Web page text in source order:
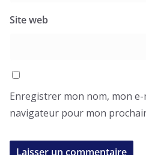
Site web
Enregistrer mon nom, mon
navigateur pour mon